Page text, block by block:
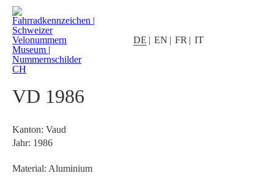
DE EN FR IT
VD 1986
Kanton: Vaud
Jahr: 1986
Material: Aluminium